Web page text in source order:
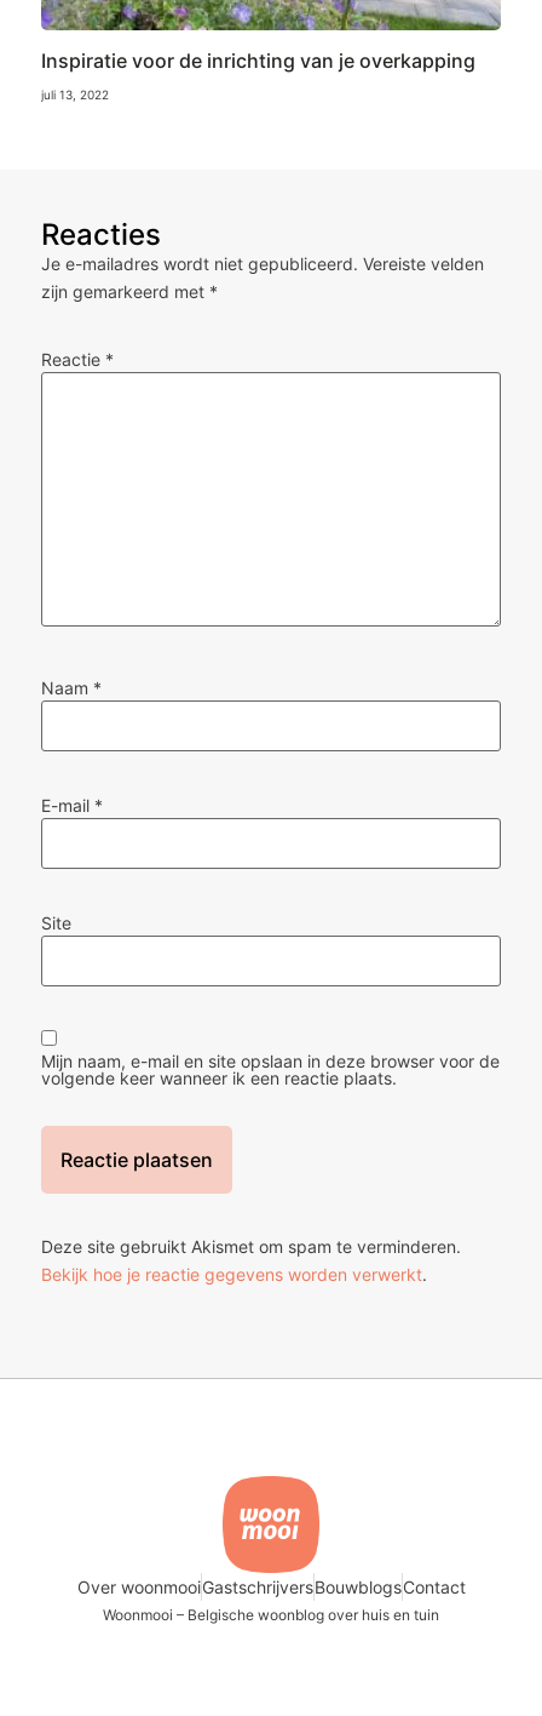
Inspiratie voor de inrichting van je overkapping
juli 13, 2022
Reacties
Je e-mailadres wordt niet gepubliceerd. Vereiste velden
zijn gemarkeerd met *
Reactie *
Naam *
E-mail *
Site
Mijn naam, e-mail en site opslaan in deze browser voor de
volgende keer wanneer ik een reactie plaats.
Deze site gebruikt Akismet om spam te verminderen.
Bekijk hoe je reactie gegevens worden verwerkt.
Over woonmooiGastschrijversBouwblogsContact
Woonmooi – Belgische woonblog over huis en tuin